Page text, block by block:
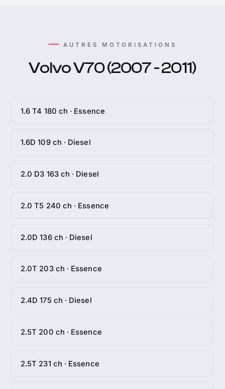
AUTRES MOTORISATIONS
Volvo V70 (2007 - 2011)
1.6 T4 180 ch · Essence
1.6D 109 ch · Diesel
2.0 D3 163 ch · Diesel
2.0 T5 240 ch · Essence
2.0D 136 ch · Diesel
2.0T 203 ch · Essence
2.4D 175 ch · Diesel
2.5T 200 ch · Essence
2.5T 231 ch · Essence